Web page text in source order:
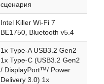
сценария
Intel Killer Wi-Fi 7
BE1750, Bluetooth v5.4
1x Type-A USB3.2 Gen2
1x Type-C (USB3.2 Gen2
/ DisplayPort™/ Power
Delivery 3.0) 1x